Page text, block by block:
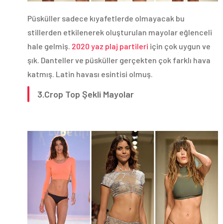
Püsküller sadece kıyafetlerde olmayacak bu
stillerden etkilenerek oluşturulan mayolar eğlenceli
hale gelmiş. 2020 yaz plaj partileri için çok uygun ve
şık. Danteller ve püsküller gerçekten çok farklı hava
katmış. Latin havası esintisi olmuş.
3.Crop Top Şekli Mayolar